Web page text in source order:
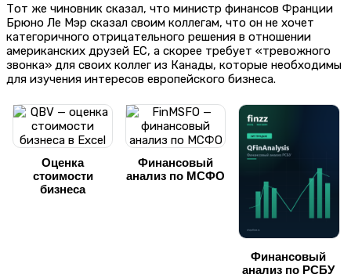
Тот же чиновник сказал, что министр финансов Франции
Брюно Ле Мэр сказал своим коллегам, что он не хочет
категоричного отрицательного решения в отношении
американских друзей ЕС, а скорее требует «тревожного
звонка» для своих коллег из Канады, которые необходимы
для изучения интересов европейского бизнеса.
Оценка
стоимости
бизнеса
Финансовый
анализ по МСФО
Финансовый
анализ по РСБУ